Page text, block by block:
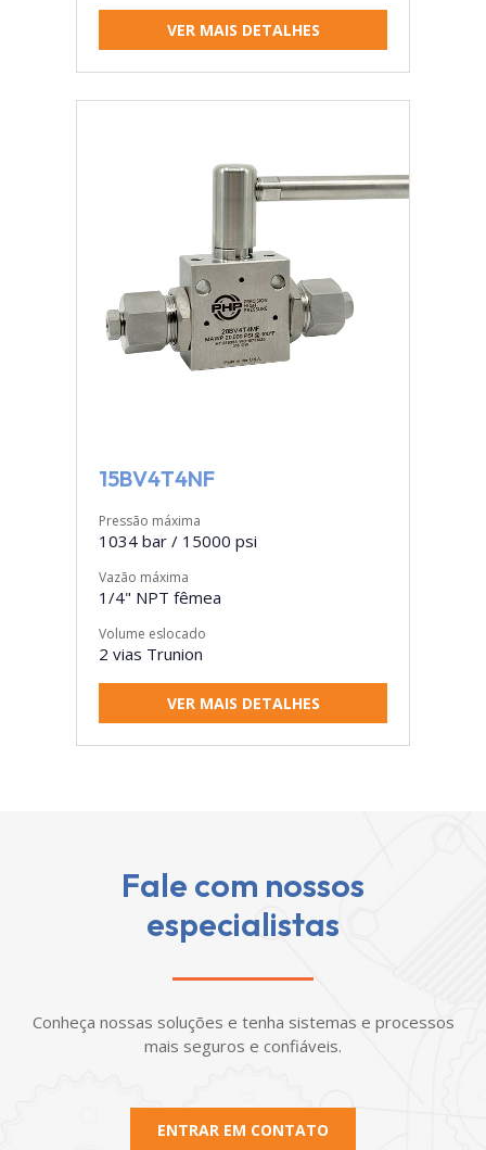
VER MAIS DETALHES
15BV4T4NF
Pressão máxima
1034 bar / 15000 psi
Vazão máxima
1/4" NPT fêmea
Volume eslocado
2 vias Trunion
VER MAIS DETALHES
Fale com nossos
especialistas
Conheça nossas soluções e tenha sistemas e processos
mais seguros e confiáveis.
ENTRAR EM CONTATO